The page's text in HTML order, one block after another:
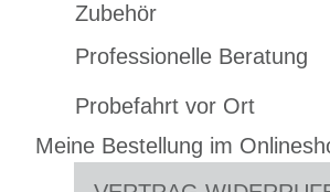
Zubehör
Professionelle Beratung
Probefahrt vor Ort
Meine Bestellung im